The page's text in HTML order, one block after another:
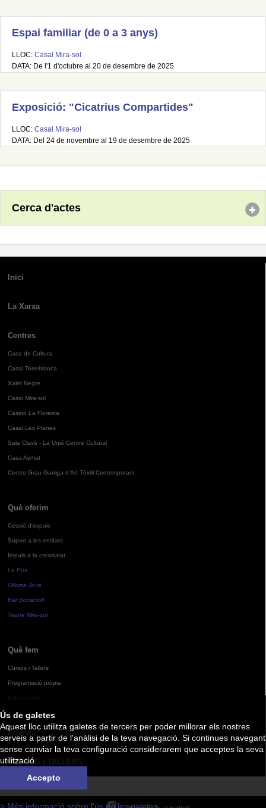
Ús de galetes
Aquest lloc utilitza galetes de tercers per poder millorar els nostres
serveis a partir de l'anàlisi de la teva navegació. Si continues navegant
sense canviar la teva configuració considerarem que acceptes la seva
utilització.
Accepto
Espai familiar (de 0 a 3 anys)
LLOC: Casal Mira-sol
DATA: De l'1 d'octubre al 20 de desembre de 2025
Exposició: "Cicatrius Compartides"
LLOC: Casal Mira-sol
DATA: Del 24 de novembre al 19 de desembre de 2025
Cerca d'actes
Inici
La Xarxa
Centres
Casa de Cultura
Casal Torreblanca
Xalet Negre
Casal Mira-sol
Casino La Floresta
Casal Les Planes
Sala Clavé - La Unió Centre Cultural
Casa Aymat
Centre Grau-Garriga d'Art Tèxtil Contemporani
Què oferim
Cessió d'espais
Suport a les entitats
Impuls a la creativitat
La Pua
Oficina Jove
Bar Bocamoll
Teatre Mira-sol
Què fem
Cursos i Tallers
Programació pròpia
Agenda
CURSOS I TALLERS